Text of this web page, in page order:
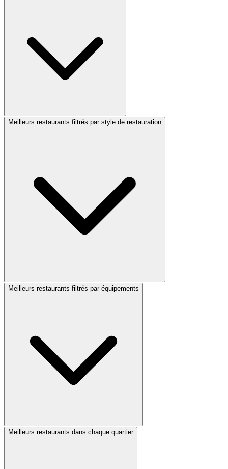
Meilleurs restaurants filtrés par style de restauration
Meilleurs restaurants filtrés par équipements
Meilleurs restaurants dans chaque quartier